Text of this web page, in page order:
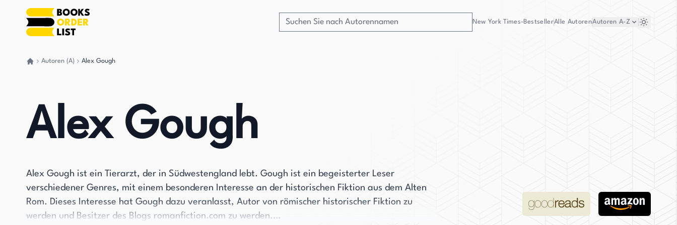
New York Times-BestsellerAlle AutorenAutoren A-Z
Autoren (A) Alex Gough
Alex Gough
Alex Gough ist ein Tierarzt, der in Südwestengland lebt. Gough ist ein begeisterter Leser
verschiedener Genres, mit einem besonderen Interesse an der historischen Fiktion aus dem Alten
Rom. Dieses Interesse hat Gough dazu veranlasst, Autor von römischer historischer Fiktion zu
werden und Besitzer des Blogs romanfiction.com zu werden.